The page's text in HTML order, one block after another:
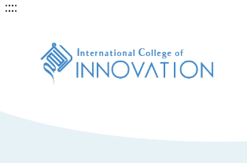
跳
::::::